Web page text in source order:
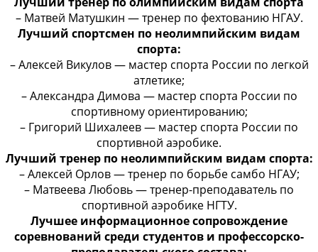
– Матвей Матушкин — тренер по фехтованию НГАУ.
Лучший спортсмен по неолимпийским видам
спорта:
– Алексей Викулов — мастер спорта России по легкой
атлетике;
– Александра Димова — мастер спорта России по
спортивному ориентированию;
– Григорий Шихалеев — мастер спорта России по
спортивной аэробике.
Лучший тренер по неолимпийским видам спорта:
– Алексей Орлов — тренер по борьбе самбо НГАУ;
– Матвеева Любовь — тренер-преподаватель по
спортивной аэробике НГТУ.
Лучшее информационное сопровождение
соревнований среди студентов и профессорско-